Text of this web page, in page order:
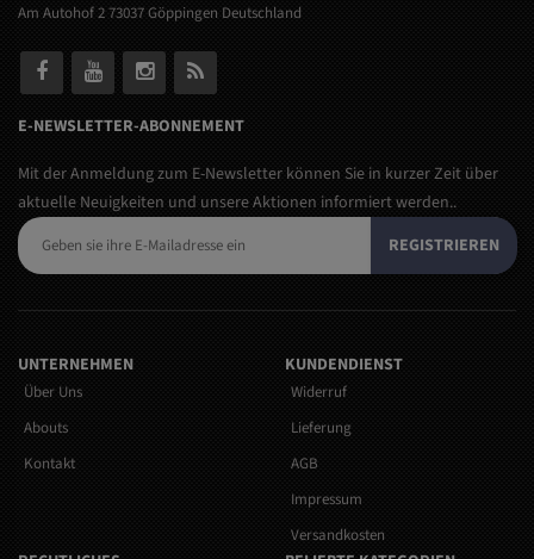
Am Autohof 2 73037 Göppingen Deutschland
E-NEWSLETTER-ABONNEMENT
Mit der Anmeldung zum E-Newsletter können Sie in kurzer Zeit über
aktuelle Neuigkeiten und unsere Aktionen informiert werden..
REGISTRIEREN
UNTERNEHMEN
Über Uns
Abouts
Kontakt
KUNDENDIENST
Widerruf
Lieferung
AGB
Impressum
Versandkosten